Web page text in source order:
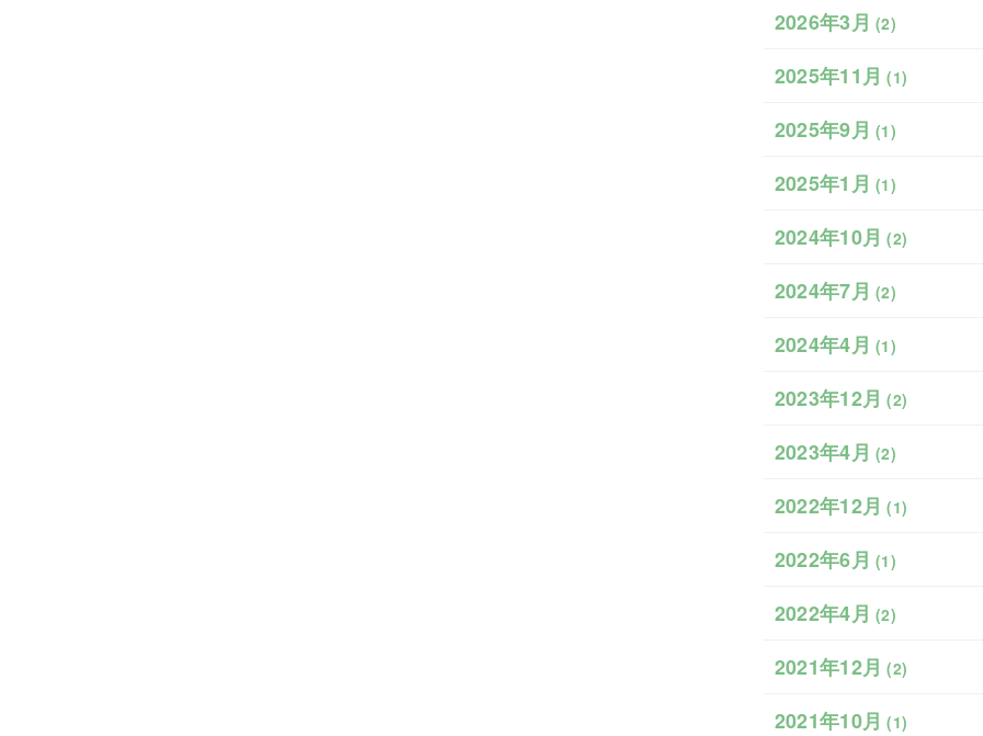
2026年3月 (2)
2025年11月 (1)
2025年9月 (1)
2025年1月 (1)
2024年10月 (2)
2024年7月 (2)
2024年4月 (1)
2023年12月 (2)
2023年4月 (2)
2022年12月 (1)
2022年6月 (1)
2022年4月 (2)
2021年12月 (2)
2021年10月 (1)